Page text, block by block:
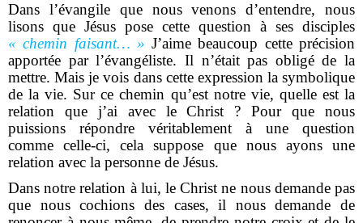
Dans l’évangile que nous venons d’entendre, nous
lisons que Jésus pose cette question à ses disciples
« chemin faisant… » J’aime beaucoup cette précision
apportée par l’évangéliste. Il n’était pas obligé de la
mettre. Mais je vois dans cette expression la symbolique
de la vie. Sur ce chemin qu’est notre vie, quelle est la
relation que j’ai avec le Christ ? Pour que nous
puissions répondre véritablement à une question
comme celle-ci, cela suppose que nous ayons une
relation avec la personne de Jésus.
Dans notre relation à lui, le Christ ne nous demande pas
que nous cochions des cases, il nous demande de